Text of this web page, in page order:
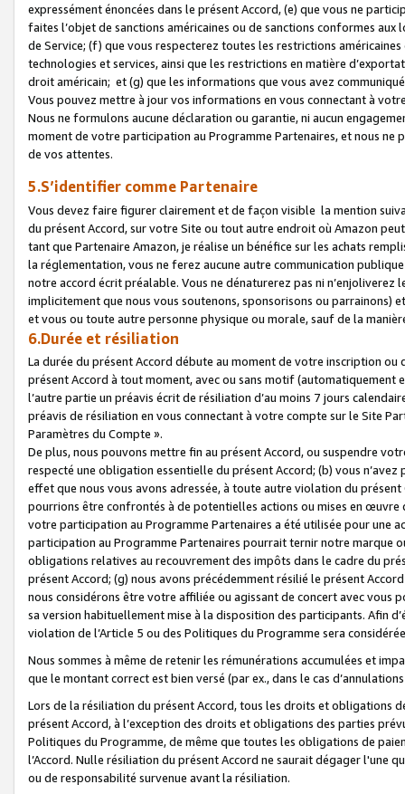
expressément énoncées dans le présent Accord, (e) que vous ne
faites l’objet de sanctions américaines ou de sanctions conformes
de Service; (f) que vous respecterez toutes les restrictions
technologies et services, ainsi que les restrictions en matière
droit américain; et (g) que les informations que vous avez
Vous pouvez mettre à jour vos informations en vous connectant à
Nous ne formulons aucune déclaration ou garantie, ni aucun
moment de votre participation au Programme Partenaires, et nous
de vos attentes.
5.S’identifier comme Partenaire
Vous devez faire figurer clairement et de façon visible la mention
du présent Accord, sur votre Site ou tout autre endroit où Amazon
tant que Partenaire Amazon, je réalise un bénéfice sur les achats
la réglementation, vous ne ferez aucune autre communication
notre accord écrit préalable. Vous ne dénaturerez pas ni
implicitement que nous vous soutenons, sponsorisons ou parrainons)
et vous ou toute autre personne physique ou morale, sauf de la
6.Durée et résiliation
La durée du présent Accord débute au moment de votre inscription
présent Accord à tout moment, avec ou sans motif (automatiquement
l’autre partie un préavis écrit de résiliation d’au moins 7 jours
préavis de résiliation en vous connectant à votre compte sur le Site
Paramètres du Compte ».
De plus, nous pouvons mettre fin au présent Accord, ou suspendre
respecté une obligation essentielle du présent Accord; (b) vous
effet que nous vous avons adressée, à toute autre violation du
pourrions être confrontés à de potentielles actions ou mises en
votre participation au Programme Partenaires a été utilisée pour une
participation au Programme Partenaires pourrait ternir notre marque
obligations relatives au recouvrement des impôts dans le cadre du
présent Accord; (g) nous avons précédemment résilié le présent
nous considérons être votre affiliée ou agissant de concert avec vous
sa version habituellement mise à la disposition des participants. Afin
violation de l’Article 5 ou des Politiques du Programme sera
Nous sommes à même de retenir les rémunérations accumulées et
que le montant correct est bien versé (par ex., dans le cas
Lors de la résiliation du présent Accord, tous les droits et obligations
présent Accord, à l’exception des droits et obligations des parties
Politiques du Programme, de même que toutes les obligations de
l’Accord. Nulle résiliation du présent Accord ne saurait dégager l'une
ou de responsabilité survenue avant la résiliation.